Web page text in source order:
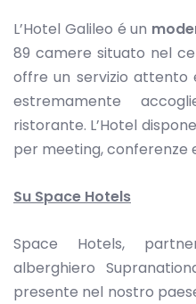
L’Hotel Galileo é un
89 camere situato nel
offre un servizio attento
estremamente
ristorante. L’Hotel
per meeting, conferenze
Su Space Hotels
Space Hotels,
alberghiero
presente nel nostro